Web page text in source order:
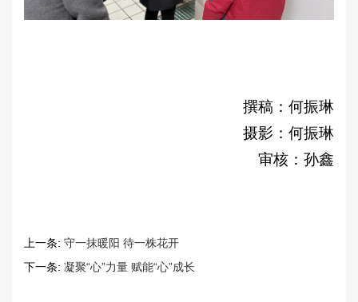
撰稿：何振琳
摄影：何振琳
审核：孙鑫
上一条: 守一抹暖阳 待一株花开
下一条: 凝聚“心”力量 赋能“心”成长